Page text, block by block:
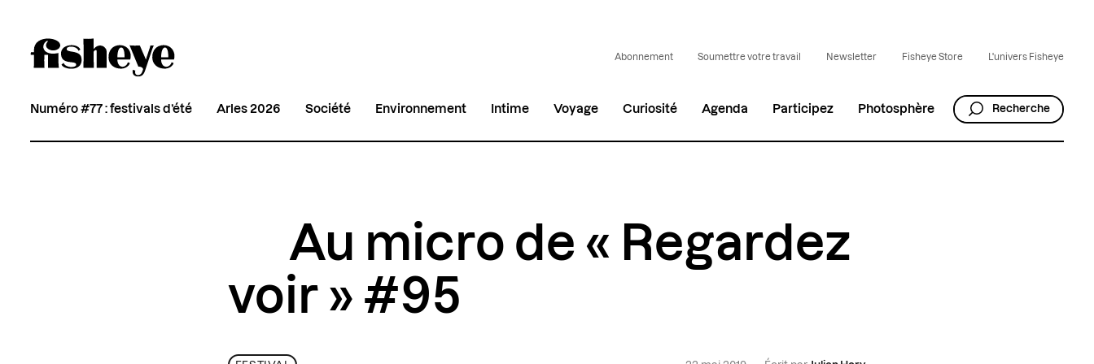
Abonnement Soumettre votre travail Newsletter Fisheye Store L'univers Fisheye
Numéro #77 : festivals d’été Arles 2026 Société Environnement Intime Voyage Curiosité Agenda Participez Photosphère Recherche
Au micro de « Regardez
voir » #95